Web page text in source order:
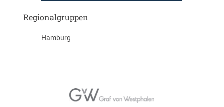
Regionalgruppen
Hamburg